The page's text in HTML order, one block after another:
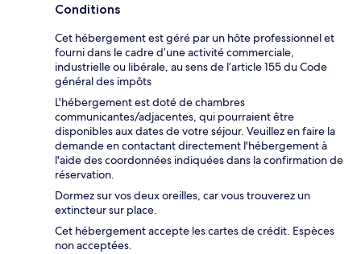
Conditions
Cet hébergement est géré par un hôte professionnel et
fourni dans le cadre d’une activité commerciale,
industrielle ou libérale, au sens de l’article 155 du Code
général des impôts
L'hébergement est doté de chambres
communicantes/adjacentes, qui pourraient être
disponibles aux dates de votre séjour. Veuillez en faire la
demande en contactant directement l'hébergement à
l'aide des coordonnées indiquées dans la confirmation de
réservation.
Dormez sur vos deux oreilles, car vous trouverez un
extincteur sur place.
Cet hébergement accepte les cartes de crédit. Espèces
non acceptées.